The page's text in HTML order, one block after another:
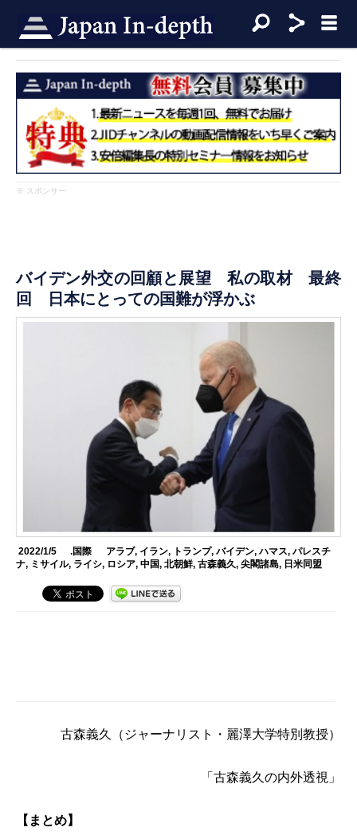
※ スポンサー
バイデン外交の回顧と展望 私の取材 最終
回 日本にとっての国難が浮かぶ
2022/1/5 .国際 アラブ, イラン, トランプ, バイデン, ハマス, パレスチ
ナ, ミサイル, ライシ, ロシア,中国,北朝鮮,古森義久,尖閣諸島, 日米同盟
古森義久 （ジャーナリスト・麗澤大学特別教授）
「古森義久の内外透視」
【まとめ】